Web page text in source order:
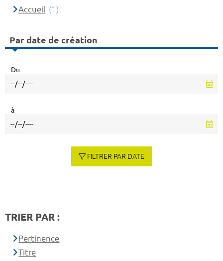
Accueil (1)
Par date de création
Du
à
FILTRER PAR DATE
TRIER PAR :
Pertinence
Titre